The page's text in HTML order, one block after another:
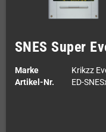
SNES Super
Marke
Krikzz
Artikel-Nr.
ED-